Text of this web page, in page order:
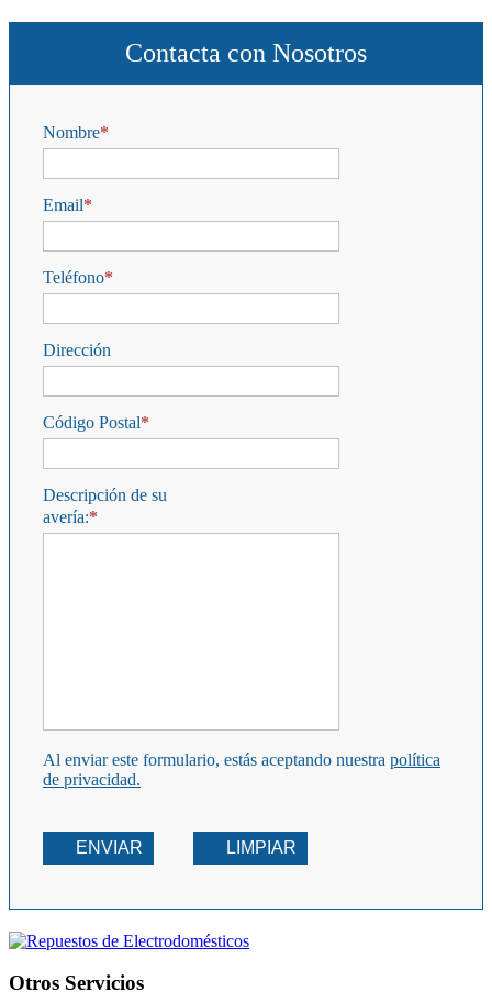
Contacta con Nosotros
Nombre
Email
Teléfono
Dirección
Código Postal
Descripción de su
avería:
Al enviar este formulario, estás aceptando nuestra política
de privacidad.
ENVIAR LIMPIAR
Otros Servicios